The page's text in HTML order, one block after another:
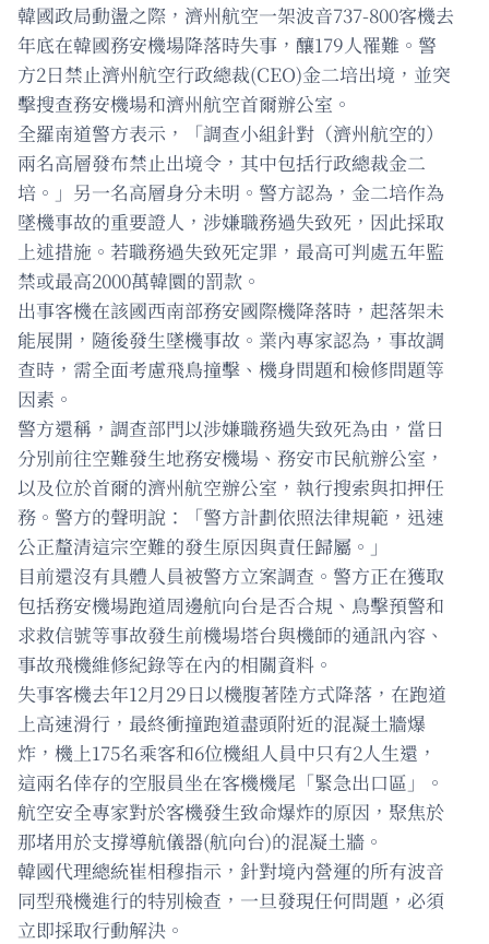
韓國政局動盪之際，濟州航空一架波音737-800客機去
年底在韓國務安機場降落時失事，釀179人罹難。警
方2日禁止濟州航空行政總裁(CEO)金二培出境，並突
擊搜查務安機場和濟州航空首爾辦公室。
全羅南道警方表示，「調查小組針對（濟州航空的）
兩名高層發布禁止出境令，其中包括行政總裁金二
培。」另一名高層身分未明。警方認為，金二培作為
墜機事故的重要證人，涉嫌職務過失致死，因此採取
上述措施。若職務過失致死定罪，最高可判處五年監
禁或最高2000萬韓圜的罰款。
出事客機在該國西南部務安國際機降落時，起落架未
能展開，隨後發生墜機事故。業內專家認為，事故調
查時，需全面考慮飛鳥撞擊、機身問題和檢修問題等
因素。
警方還稱，調查部門以涉嫌職務過失致死為由，當日
分別前往空難發生地務安機場、務安市民航辦公室，
以及位於首爾的濟州航空辦公室，執行搜索與扣押任
務。警方的聲明說：「警方計劃依照法律規範，迅速
公正釐清這宗空難的發生原因與責任歸屬。」
目前還沒有具體人員被警方立案調查。警方正在獲取
包括務安機場跑道周邊航向台是否合規、鳥擊預警和
求救信號等事故發生前機場塔台與機師的通訊內容、
事故飛機維修紀錄等在內的相關資料。
失事客機去年12月29日以機腹著陸方式降落，在跑道
上高速滑行，最終衝撞跑道盡頭附近的混凝土牆爆
炸，機上175名乘客和6位機組人員中只有2人生還，
這兩名倖存的空服員坐在客機機尾「緊急出口區」。
航空安全專家對於客機發生致命爆炸的原因，聚焦於
那堵用於支撐導航儀器(航向台)的混凝土牆。
韓國代理總統崔相穆指示，針對境內營運的所有波音
同型飛機進行的特別檢查，一旦發現任何問題，必須
立即採取行動解決。